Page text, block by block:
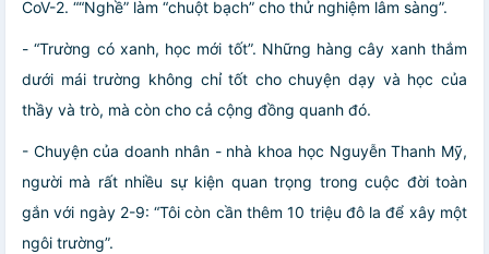
CoV-2. ““Nghề” làm “chuột bạch” cho thử nghiệm lâm sàng”.
- “Trường có xanh, học mới tốt”. Những hàng cây xanh thắm
dưới mái trường không chỉ tốt cho chuyện dạy và học của
thầy và trò, mà còn cho cả cộng đồng quanh đó.
- Chuyện của doanh nhân - nhà khoa học Nguyễn Thanh Mỹ,
người mà rất nhiều sự kiện quan trọng trong cuộc đời toàn
gắn với ngày 2-9: “Tôi còn cần thêm 10 triệu đô la để xây một
ngôi trường”.